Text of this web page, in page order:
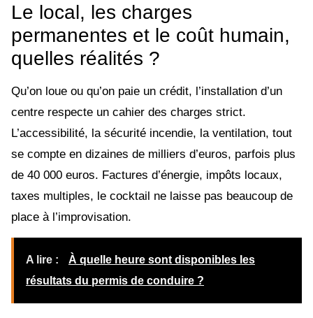
Le local, les charges
permanentes et le coût humain,
quelles réalités ?
Qu’on loue ou qu’on paie un crédit, l’installation d’un
centre respecte un cahier des charges strict.
L’accessibilité, la sécurité incendie, la ventilation, tout
se compte en dizaines de milliers d’euros, parfois plus
de 40 000 euros. Factures d’énergie, impôts locaux,
taxes multiples, le cocktail ne laisse pas beaucoup de
place à l’improvisation.
A lire :
À quelle heure sont disponibles les
résultats du permis de conduire ?